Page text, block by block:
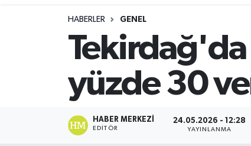
HABERLER GENEL
yüzde 30
HABER MERKEZI
EDITÖR
24.05.2026 - 12:28
YAYINLANMA
Bilim ve Teknoloji
Süper Lig Puan Durumu ve Fikstür
Tüm Manşetler
Son Dakika Haberleri